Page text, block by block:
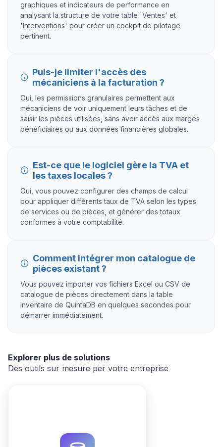
graphiques et indicateurs de performance en
analysant la structure de votre table 'Ventes' et
'Interventions' pour créer un cockpit de pilotage
pertinent.
Puis-je limiter l'accès des
mécaniciens à la facturation ?
Oui, les permissions granulaires permettent aux
mécaniciens de voir uniquement leurs tâches et de
saisir les pièces utilisées, sans avoir accès aux marges
bénéficiaires ou aux données financières globales.
Est-ce que le logiciel gère la TVA et
les taxes locales ?
Oui, vous pouvez configurer des champs de calcul
pour appliquer différents taux de TVA selon les types
de services ou de pièces, et générer des totaux
conformes à votre comptabilité.
Comment intégrer mon catalogue de
pièces existant ?
Vous pouvez importer vos fichiers Excel ou CSV de
catalogue de pièces directement dans la table
Inventaire de QuintaDB en quelques secondes pour
démarrer immédiatement.
Explorer plus de solutions
Des outils sur mesure per votre entreprise
système de planification de